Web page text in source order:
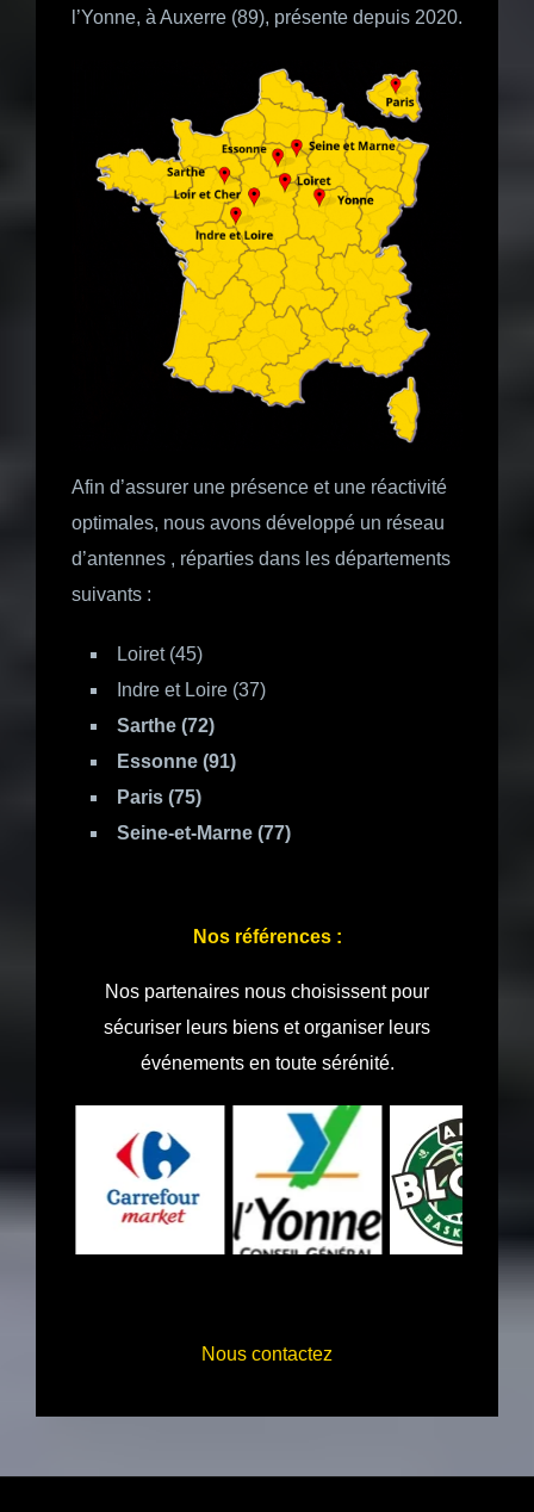
l’Yonne, à Auxerre (89), présente depuis 2020.
Afin d’assurer une présence et une réactivité
optimales, nous avons développé un réseau
d’antennes , réparties dans les départements
suivants :
Loiret (45)
Indre et Loire (37)
Sarthe (72)
Essonne (91)
Paris (75)
Seine-et-Marne (77)
Nos références :
Nos partenaires nous choisissent pour
sécuriser leurs biens et organiser leurs
événements en toute sérénité.
Nous contactez